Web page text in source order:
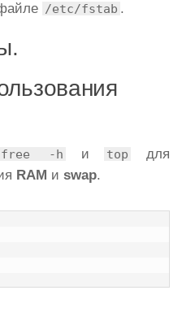
/etc/fstab .
free -h и top
для
RAM и swap.